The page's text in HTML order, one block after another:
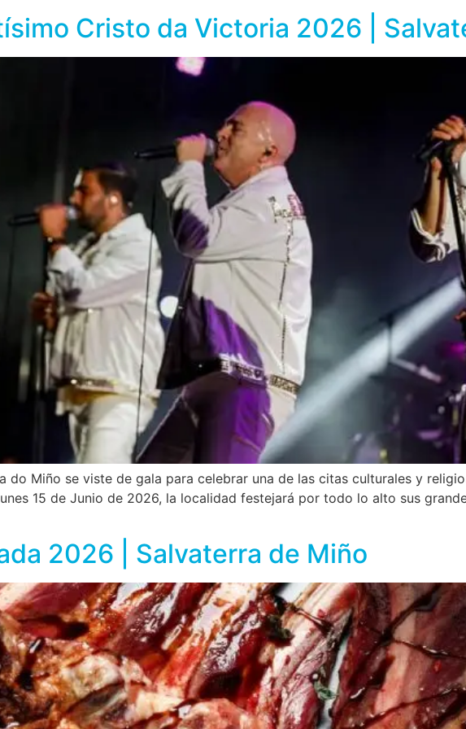
Cristo da Victoria 2026 |
do Miño se viste de gala para celebrar una de las citas culturales y
15 de Junio de 2026, la localidad festejará por todo lo alto sus
2026 | Salvaterra de Miño